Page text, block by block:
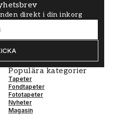
direkt i din inkorg
Populära kategorier
Tapeter
Fondtapeter
Fototapeter
Nyheter
Magasin